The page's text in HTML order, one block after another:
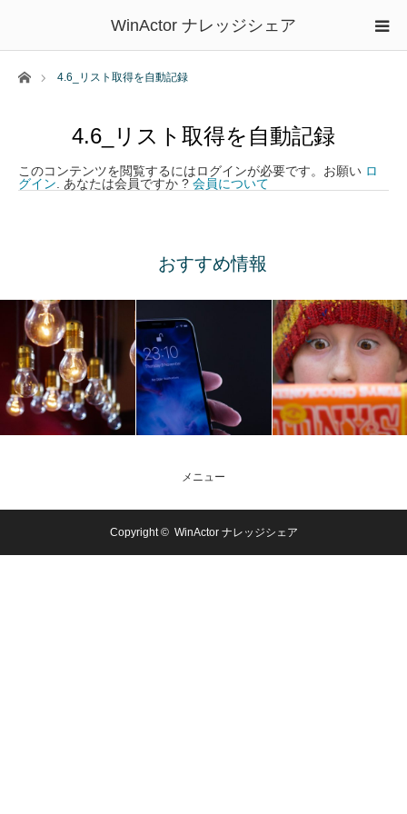
WinActor ナレッジシェア
ホーム4.6_リスト取得を自動記録
4.6_リスト取得を自動記録
このコンテンツを閲覧するにはログインが必要です。お願い ロ
グイン . あなたは会員ですか ? 会員について
おすすめ情報
メニュー
Copyright © WinActor ナレッジシェア